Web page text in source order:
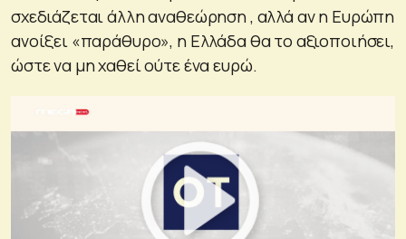
σχεδιάζεται άλλη αναθεώρηση , αλλά αν η Ευρώπη
ανοίξει «παράθυρο», η Ελλάδα θα το αξιοποιήσει,
ώστε να μη χαθεί ούτε ένα ευρώ.